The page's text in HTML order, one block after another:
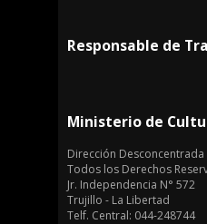
Responsable de
Ministerio de
Dirección
Todos los Derechos
Jr. Independencia N° 572
Trujillo - La Libertad
Telf. Central: 044-248744